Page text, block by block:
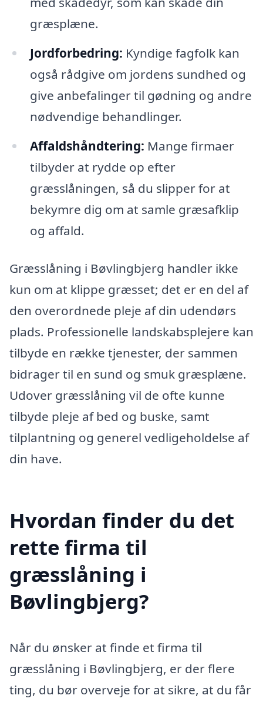
græsplæne.
Jordforbedring: Kyndige fagfolk kan
også rådgive om jordens sundhed og
give anbefalinger til gødning og andre
nødvendige behandlinger.
Affaldshåndtering: Mange firmaer
tilbyder at rydde op efter
græsslåningen, så du slipper for at
bekymre dig om at samle græsafklip
og affald.
Græsslåning i Bøvlingbjerg handler ikke
kun om at klippe græsset; det er en del af
den overordnede pleje af din udendørs
plads. Professionelle landskabsplejere kan
tilbyde en række tjenester, der sammen
bidrager til en sund og smuk græsplæne.
Udover græsslåning vil de ofte kunne
tilbyde pleje af bed og buske, samt
tilplantning og generel vedligeholdelse af
din have.
Hvordan finder du det
rette firma til
græsslåning i
Bøvlingbjerg?
Når du ønsker at finde et firma til
græsslåning i Bøvlingbjerg, er der flere
ting, du bør overveje for at sikre, at du får